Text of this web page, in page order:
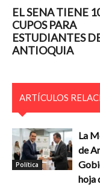
EL SENA TIENE
CUPOS PARA
ESTUDIANTES
ANTIOQUIA
ARTÍCULOS
Política
La
de
hoja